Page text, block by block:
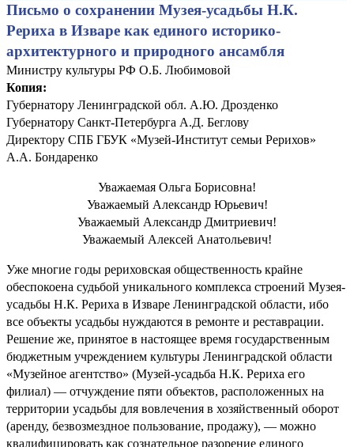
Письмо о сохранении Музея-усадьбы Н.К.
Рериха в Изваре как единого историко-
архитектурного и природного ансамбля
Министру культуры РФ О.Б. Любимовой
Копия:
Губернатору Ленинградской обл. А.Ю. Дрозденко
Губернатору Санкт-Петербурга А.Д. Беглову
Директору СПБ ГБУК «Музей-Институт семьи Рерихов»
А.А. Бондаренко
Уважаемая Ольга Борисовна!
Уважаемый Александр Юрьевич!
Уважаемый Александр Дмитриевич!
Уважаемый Алексей Анатольевич!
Уже многие годы рериховская общественность крайне
обеспокоена судьбой уникального комплекса строений Музея-
усадьбы Н.К. Рериха в Изваре Ленинградской области, ибо
все объекты усадьбы нуждаются в ремонте и реставрации.
Решение же, принятое в настоящее время государственным
бюджетным учреждением культуры Ленинградской области
«Музейное агентство» (Музей-усадьба Н.К. Рериха его
филиал) — отчуждение пяти объектов, расположенных на
территории усадьбы для вовлечения в хозяйственный оборот
(аренду, безвозмездное пользование, продажу), — можно
квалифицировать как сознательное разорение единого